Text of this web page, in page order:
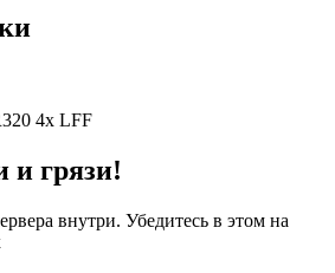
4x LFF
грязи!
внутри. Убедитесь в этом на